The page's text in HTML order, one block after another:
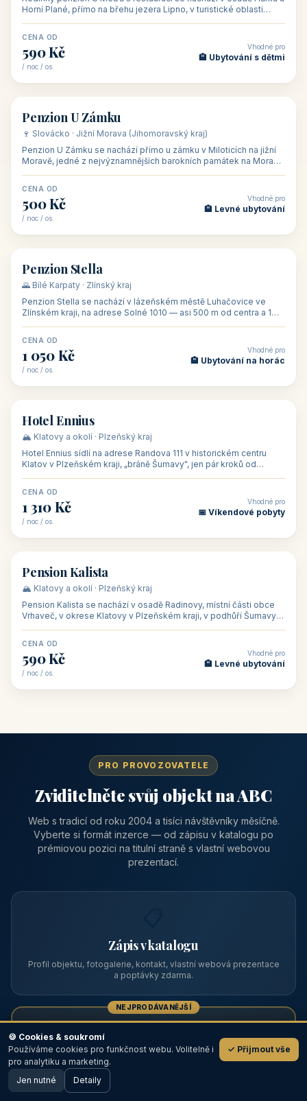
Horní Plané, přímo na břehu jezera Lipno, v turistické oblasti
CENA OD
590 Kč
/ noc / os.
Vhodné pro
🏨 Ubytování s dětmi
🏡 penzion
Penzion U Zámku
🍷 Slovácko · Jižní Morava (Jihomoravský kraj)
Penzion U Zámku se nachází přímo u zámku v Miloticích na jižní
Moravě, jedné z nejvýznamnějších barokních památek na Moravě,
CENA OD
500 Kč
/ noc / os.
Vhodné pro
🏨 Levné ubytování
🏡 penzion
Penzion Stella
🌄 Bílé Karpaty · Zlínský kraj
Penzion Stella se nachází v lázeňském městě Luhačovice ve
Zlínském kraji, na adrese Solné 1010 — asi 500 m od centra a 1
CENA OD
1 050 Kč
/ noc / os.
Vhodné pro
🏨 Ubytování na horác
🏨 hotel
Hotel Ennius
🏔️ Klatovy a okolí · Plzeňský kraj
Hotel Ennius sídlí na adrese Randova 111 v historickém centru
Klatov v Plzeňském kraji, „bráně Šumavy", jen pár kroků od
CENA OD
1 310 Kč
/ noc / os.
Vhodné pro
📅 Víkendové pobyty
🏡 penzion
Pension Kalista
🏔️ Klatovy a okolí · Plzeňský kraj
Pension Kalista se nachází v osadě Radinovy, místní části obce
Vrhaveč, v okrese Klatovy v Plzeňském kraji, v podhůří Šumavy
CENA OD
590 Kč
/ noc / os.
Vhodné pro
🏨 Levné ubytování
PRO PROVOZOVATELE
Zviditelněte svůj objekt na ABC
Web s tradicí od roku 2004 a tisíci návštěvníky měsíčně.
Vyberte si formát inzerce — od zápisu v katalogu po
prémiovou pozici na titulní straně s vlastní webovou
prezentací.
Zápis v katalogu
Profil objektu, fotogalerie, kontakt, vlastní webová prezentace
a poptávky zdarma.
NEJPRODÁVANĚJŠÍ
Prémiový partner
TOP pozice na titulce, přednost ve výpisech, zlatý odznak a
💬
🖥️ Desktop verze
🍪 Cookies & soukromí
Používáme cookies pro funkčnost webu. Volitelně i
pro analytiku a marketing.
✓ Přijmout vše
Jen nutné Detaily